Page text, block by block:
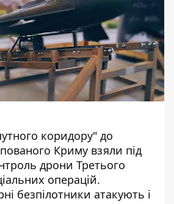
коридору" до
Криму взяли під
дрони Третього
операцій.
безпілотники атакують і